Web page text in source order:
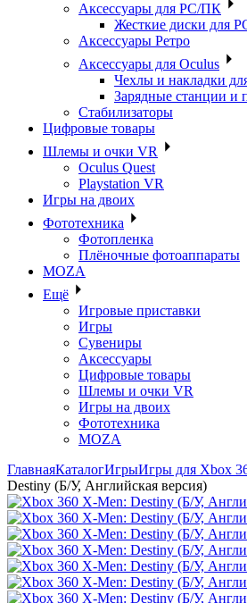
Аксессуары для PC/ПК
Жесткие диски для
Аксессуары Ретро
Аксессуары для Oculus
Чехлы и накладки
Зарядные станции и
Стабилизаторы
Цифровые товары
Шлемы и очки VR
Oculus Quest
Playstation VR
Игры на двоих
Фототехника
Фотопленка
Плёночные фотоаппараты
MOZA
Ещё
Игровые приставки
Игры
Сувениры
Аксессуары
Цифровые товары
Шлемы и очки VR
Игры на двоих
Фототехника
MOZA
ГлавнаяКаталогИгрыИгры для Xbox
Destiny (Б/У, Английская версия)